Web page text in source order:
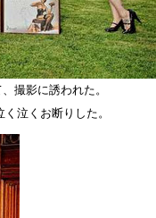
撮影に誘われた。
泣くお断りした。